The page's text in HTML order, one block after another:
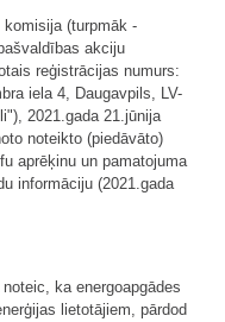
komisija (turpmāk -
akciju
reģistrācijas numurs:
iela 4, Daugavpils, LV-
2021.gada 21.jūnija
noteikto (piedāvāto)
aprēķinu un pamatojuma
informāciju (2021.gada
noteic, ka energoapgādes
lietotājiem, pārdod